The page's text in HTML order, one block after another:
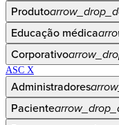
Produto
Educação médica
Corporativo
ASC X
Administradores
Paciente